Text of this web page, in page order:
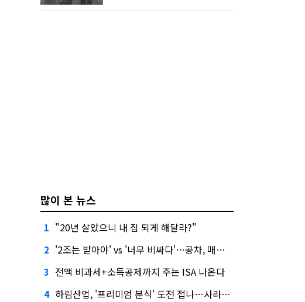
많이 본 뉴스
1 "20년 살았으니 내 집 되게 해달라?"
2 '2조는 받아야' vs '너무 비싸다'…공차, 매각 성공할까
3 전액 비과세+소득공제까지 주는 ISA 나온다
4 하림산업, '프리미엄 분식' 도전 접나…사라진 '멜팅피스'